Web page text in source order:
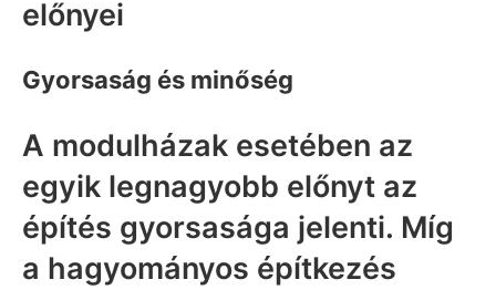
előnyei
Gyorsaság és minőség
A modulházak esetében az
egyik legnagyobb előnyt az
építés gyorsasága jelenti. Míg
a hagyományos építkezés